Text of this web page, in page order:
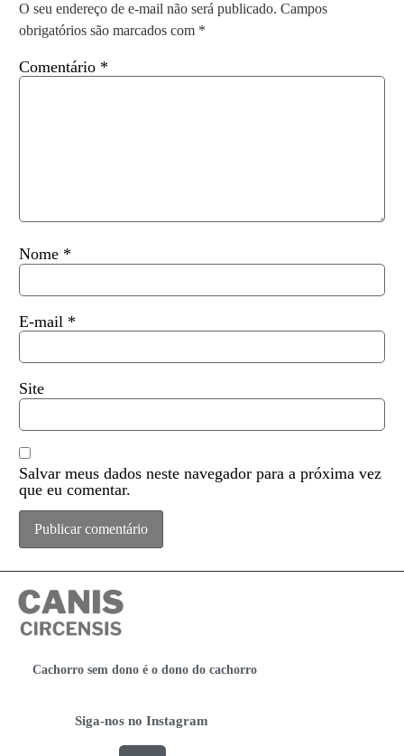
O seu endereço de e-mail não será publicado. Campos
obrigatórios são marcados com *
Comentário *
Nome *
E-mail *
Site
Salvar meus dados neste navegador para a próxima vez
que eu comentar.
Cachorro sem dono é o dono do cachorro
Siga-nos no Instagram